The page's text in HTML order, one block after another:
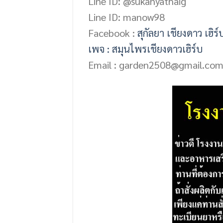
Line ID: manow98
Facebook :สุกัลยา เชียงดาว เฮิร์
เพจ : สมุนไพรเชียงดาวเฮิร์บ
Email :